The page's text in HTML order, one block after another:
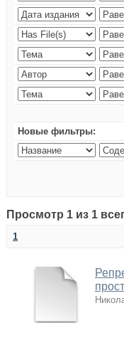
Новые фильтры:
Просмотр 1 из 1
1